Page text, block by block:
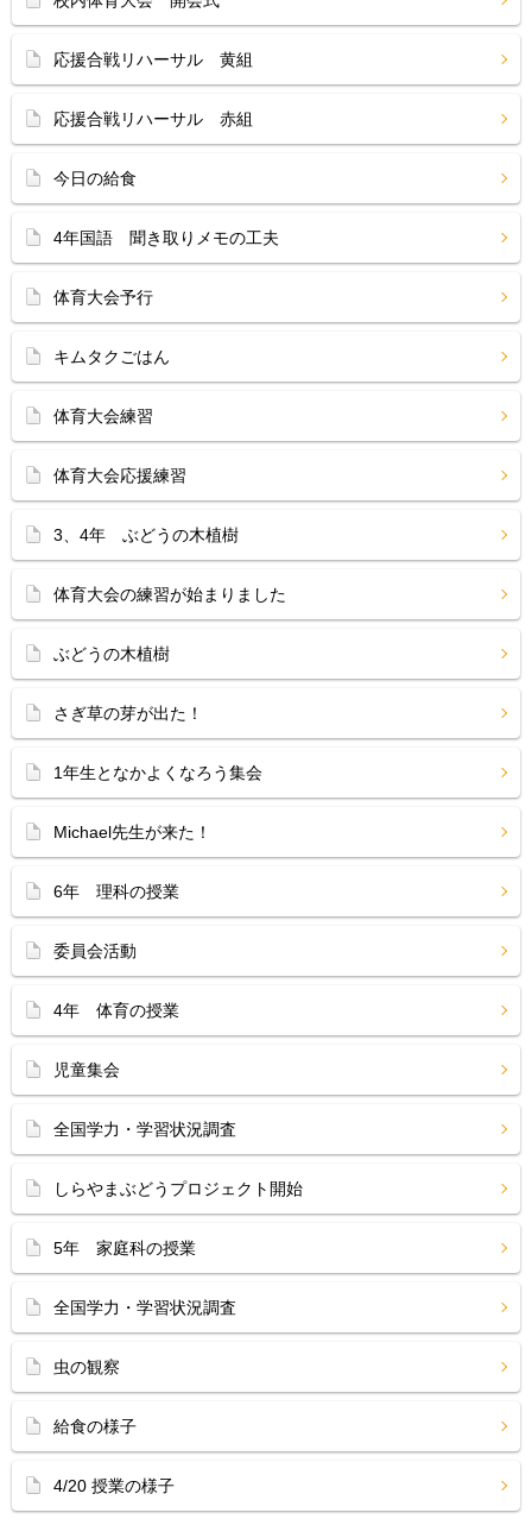
応援合戦リハーサル 黄組
応援合戦リハーサル 赤組
今日の給食
4年国語 聞き取りメモの工夫
体育大会予行
キムタクごはん
体育大会練習
体育大会応援練習
3、4年 ぶどうの木植樹
体育大会の練習が始まりました
ぶどうの木植樹
さぎ草の芽が出た！
1年生となかよくなろう集会
Michael先生が来た！
6年 理科の授業
委員会活動
4年 体育の授業
児童集会
全国学力・学習状況調査
しらやまぶどうプロジェクト開始
5年 家庭科の授業
全国学力・学習状況調査
虫の観察
給食の様子
4/20 授業の様子